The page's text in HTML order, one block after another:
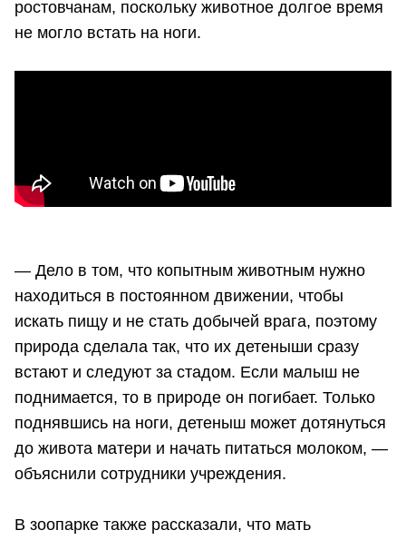
ростовчанам, поскольку животное долгое время
не могло встать на ноги.
— Дело в том, что копытным животным нужно
находиться в постоянном движении, чтобы
искать пищу и не стать добычей врага, поэтому
природа сделала так, что их детеныши сразу
встают и следуют за стадом. Если малыш не
поднимается, то в природе он погибает. Только
поднявшись на ноги, детеныш может дотянуться
до живота матери и начать питаться молоком, —
объяснили сотрудники учреждения.
В зоопарке также рассказали, что мать